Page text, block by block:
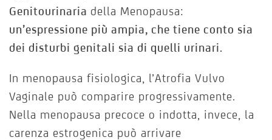
Genitourinaria della Menopausa:
un’espressione più ampia, che tiene conto sia
dei disturbi genitali sia di quelli urinari.
In menopausa fisiologica, l’Atrofia Vulvo
Vaginale può comparire progressivamente.
Nella menopausa precoce o indotta, invece, la
carenza estrogenica può arrivare